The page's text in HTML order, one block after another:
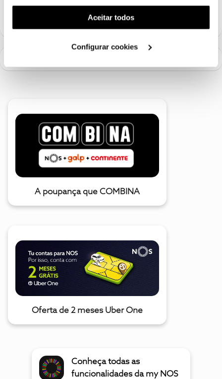
funcionalidade) e adaptar anúncios aos seus interesses
(cookies de publicidade personalizada). Pode gerir a
utilização dos cookies clicando em "Configurar
Aceitar todos
Configurar cookies
1 pessoa gostou
A poupança que COMBINA
Oferta de 2 meses Uber One
Conheça todas as
funcionalidades da my NOS